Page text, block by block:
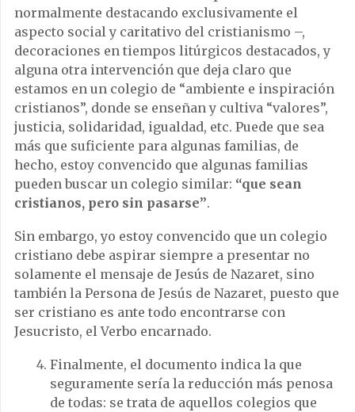
normalmente destacando exclusivamente el
aspecto social y caritativo del cristianismo –,
decoraciones en tiempos litúrgicos destacados, y
alguna otra intervención que deja claro que
estamos en un colegio de “ambiente e inspiración
cristianos”, donde se enseñan y cultiva “valores”,
justicia, solidaridad, igualdad, etc. Puede que sea
más que suficiente para algunas familias, de
hecho, estoy convencido que algunas familias
pueden buscar un colegio similar: “que sean
cristianos, pero sin pasarse”.
Sin embargo, yo estoy convencido que un colegio
cristiano debe aspirar siempre a presentar no
solamente el mensaje de Jesús de Nazaret, sino
también la Persona de Jesús de Nazaret, puesto que
ser cristiano es ante todo encontrarse con
Jesucristo, el Verbo encarnado.
Finalmente, el documento indica la que
seguramente sería la reducción más penosa
de todas: se trata de aquellos colegios que